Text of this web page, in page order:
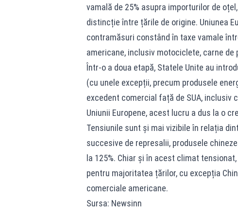
vamală de 25% asupra importurilor de
distincție între țările de origine. Uniunea
contramăsuri constând în taxe vamale
americane, inclusiv motociclete, carne
Într-o a doua etapă, Statele Unite au
(cu unele excepții, precum produsele
excedent comercial față de SUA, inclusiv
Uniunii Europene, acest lucru a dus la o
Tensiunile sunt și mai vizibile în relația
succesive de represalii, produsele
la 125%. Chiar și în acest climat
pentru majoritatea țărilor, cu excepția
comerciale americane.
Sursa: Newsinn